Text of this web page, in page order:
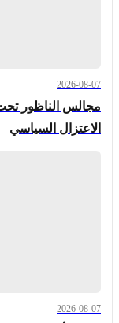
2026-08-07
مجالس الناظور
الاعتزال السياسي
2026-08-07